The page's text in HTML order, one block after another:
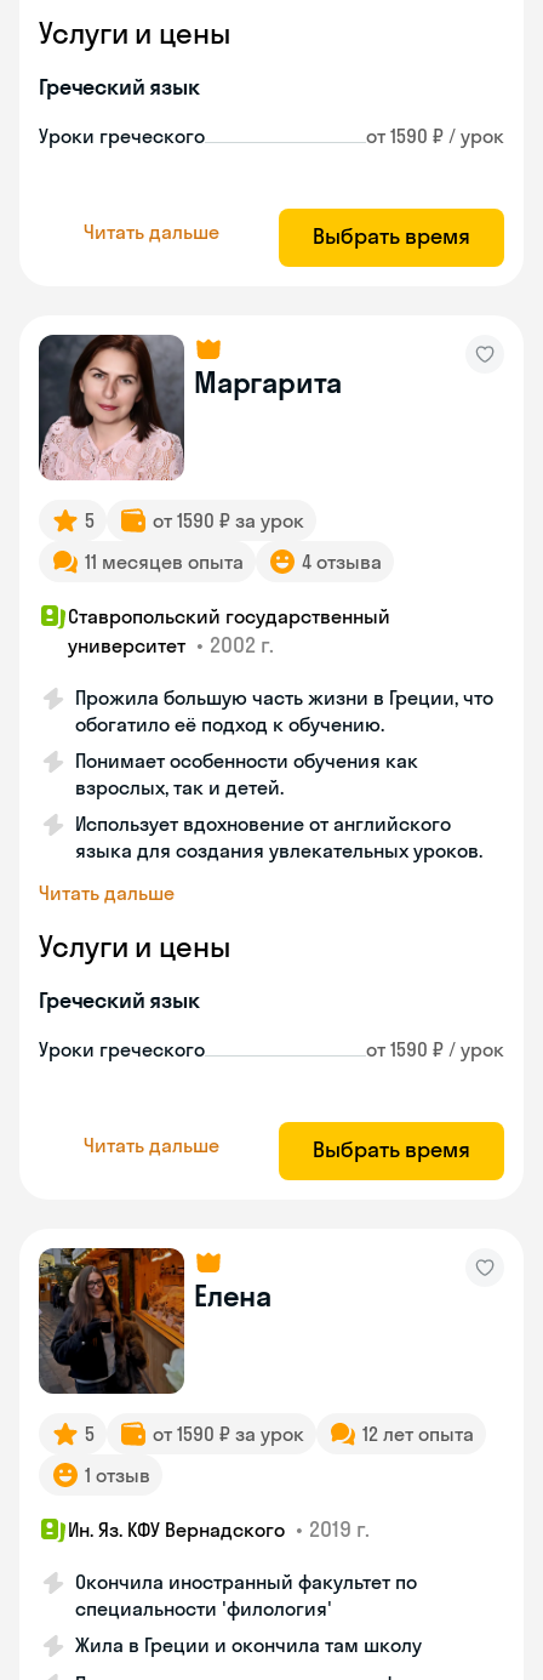
Услуги и цены
Греческий язык
Уроки греческого от 1590 ₽ / урок
Читать дальше Выбрать время
Маргарита
5
от 1590 ₽ за урок
11 месяцев опыта
4 отзыва
Ставропольский государственный
университет • 2002 г.
Прожила большую часть жизни в Греции, что
обогатило её подход к обучению.
Понимает особенности обучения как
взрослых, так и детей.
Использует вдохновение от английского
языка для создания увлекательных уроков.
Читать дальше
Услуги и цены
Греческий язык
Уроки греческого от 1590 ₽ / урок
Читать дальше Выбрать время
Елена
5 от 1590 ₽ за урок
12 лет опыта
1 отзыв
Ин. Яз. КФУ Вернадского • 2019 г.
Окончила иностранный факультет по
специальности 'филология'
Жила в Греции и окончила там школу